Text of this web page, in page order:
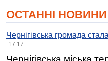
ОСТАННІ
Чернігівська громада
17:17
Чернігівська міська